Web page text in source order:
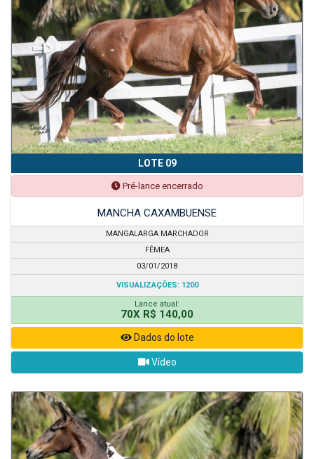
LOTE 09
Pré-lance encerrado
MANCHA CAXAMBUENSE
MANGALARGA MARCHADOR
FÊMEA
03/01/2018
VISUALIZAÇÕES: 1200
Lance atual:
70X R$ 140,00
Dados do lote
Vídeo